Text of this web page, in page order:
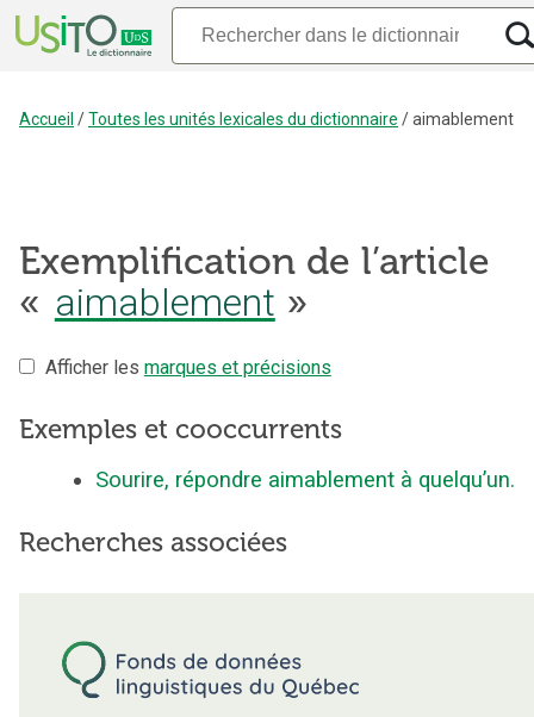
Accueil /Toutes les unités lexicales du dictionnaire /aimablement
Exemplification de l’article
« aimablement »
Afficher les marques et précisions
Exemples et cooccurrents
Sourire, répondre aimablement à quelqu’un.
Recherches associées